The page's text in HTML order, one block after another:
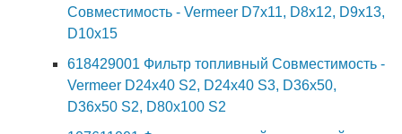
Совместимость - Vermeer D7x11, D8x12, D9x13,
D10x15
618429001 Фильтр топливный Совместимость -
Vermeer D24x40 S2, D24x40 S3, D36x50,
D36x50 S2, D80x100 S2